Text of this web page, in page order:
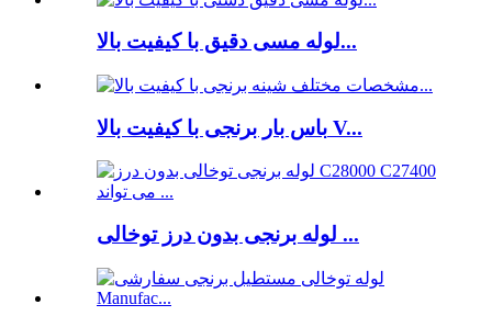
لوله مسی دقیق با کیفیت بالا...
باس بار برنجی با کیفیت بالا V...
لوله برنجی بدون درز توخالی ...